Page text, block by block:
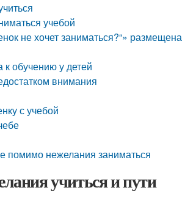
учебой
не хочет заниматься?“» размещена
обучению у детей
внимания
с учебой
помимо нежелания заниматься
учиться и пути